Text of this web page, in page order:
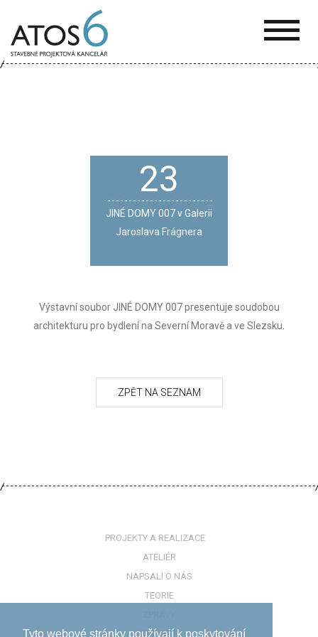
Tyto webové stránky používají k poskytování
6
23
JINÉ DOMY 007 v Galerii
Jaroslava Frágnera
Výstavní soubor JINÉ DOMY 007 presentuje soudobou
architekturu pro bydlení na Severní Moravě a ve Slezsku.
PROJEKTY A REALIZACE
ATELIÉR
NAPSALI O NÁS
TEORIE
KONTAKTY